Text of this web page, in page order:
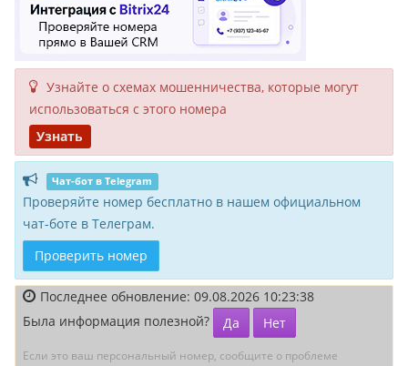
Узнайте о схемах мошенни­чества, кото­рые могут
исполь­зоваться с этого номера
Узнать
Чат-бот в Telegram
Проверяйте номер бесплатно в нашем официальном
чат-боте в Телеграм.
Проверить номер
Последнее обновление: 09.08.2026 10:23:38
Была информация полезной?
Да Нет
Если это ваш персональный номер, сообщите о проблеме